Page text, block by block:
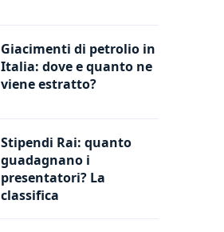
Giacimenti di petrolio in
Italia: dove e quanto ne
viene estratto?
Stipendi Rai: quanto
guadagnano i
presentatori? La
classifica